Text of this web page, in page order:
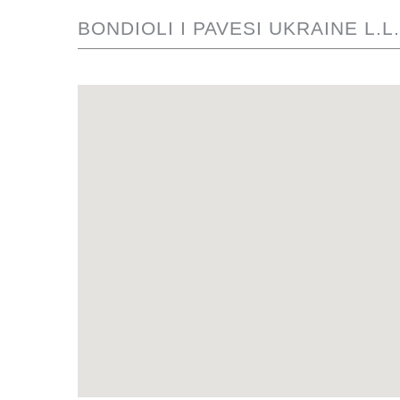
BONDIOLI I PAVESI UKRAINE